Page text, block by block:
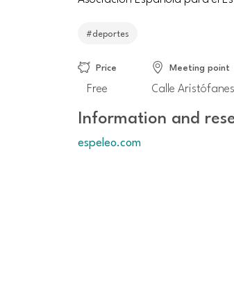
#deportes
Price
Free
Meeting point
Calle
Information and
espeleo.com